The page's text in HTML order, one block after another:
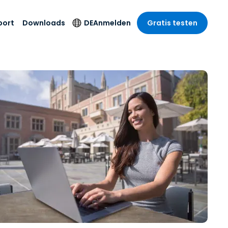
der
SSO
Sicherheitsprodukte
Antivirus
Endpunkterkennung
und -reaktion
Foxpass Wi-Fi Zugriff
und Kontrolle
Sicherer Zero-Trust-
Arbeitsbereich
Shield (Anti-Betrug)
Alle Produkte
Unterhaltung
und
Sektor
und Design
Buchhaltung
Unterhaltung
anzeigen
Unternehmen
Support
Downloads DE
Sprache
English
Deutsch
Español
Français
Italiano
Nederlands
Português
简体中文
繁體中文
Anmelden Gratis testen